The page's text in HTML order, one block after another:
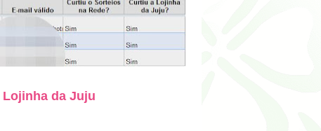
Lojinha da Juju